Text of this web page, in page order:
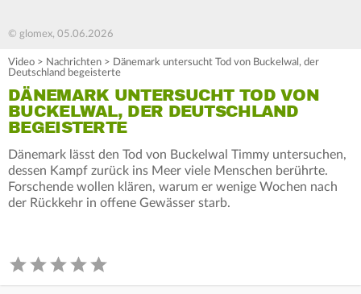
© glomex, 05.06.2026
Video > Nachrichten > Dänemark untersucht Tod von Buckelwal, der
Deutschland begeisterte
DÄNEMARK UNTERSUCHT TOD VON
BUCKELWAL, DER DEUTSCHLAND
BEGEISTERTE
Dänemark lässt den Tod von Buckelwal Timmy untersuchen,
dessen Kampf zurück ins Meer viele Menschen berührte.
Forschende wollen klären, warum er wenige Wochen nach
der Rückkehr in offene Gewässer starb.